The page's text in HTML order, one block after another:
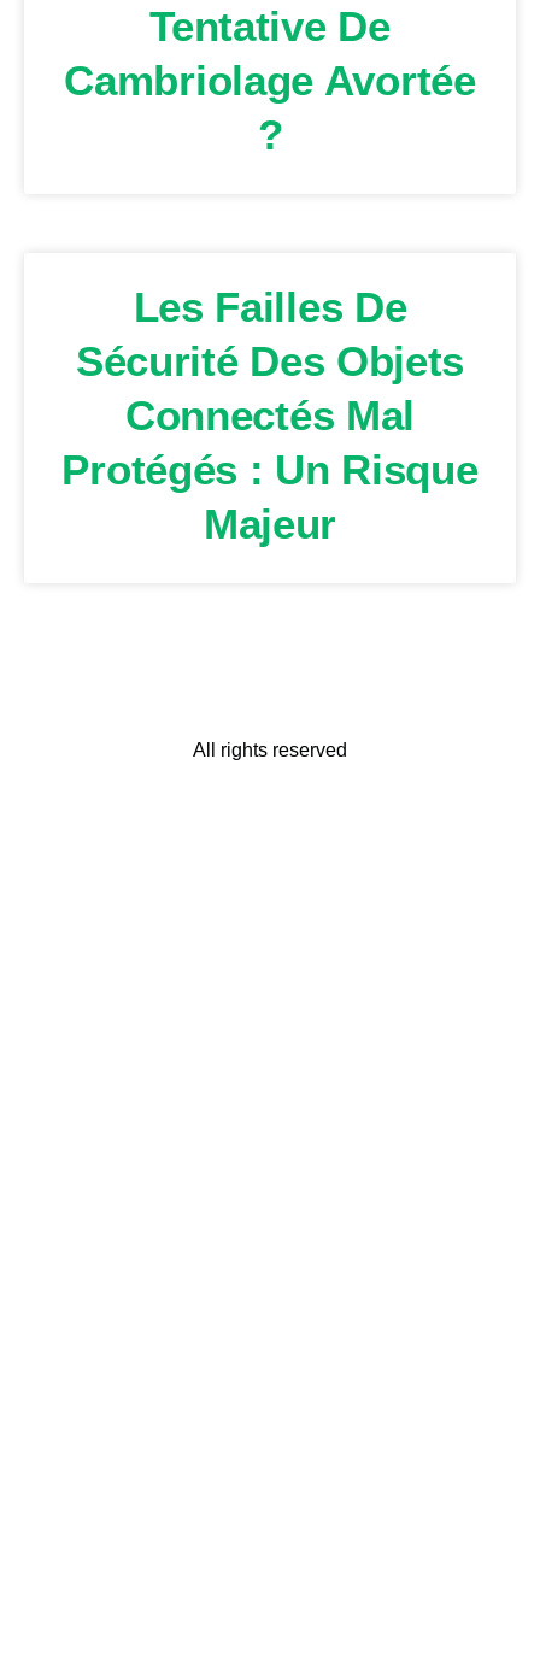
Tentative De
Cambriolage Avortée
?
Les Failles De
Sécurité Des Objets
Connectés Mal
Protégés : Un Risque
Majeur
All rights reserved